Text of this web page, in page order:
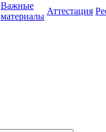
Важные
материалы
Аттестация